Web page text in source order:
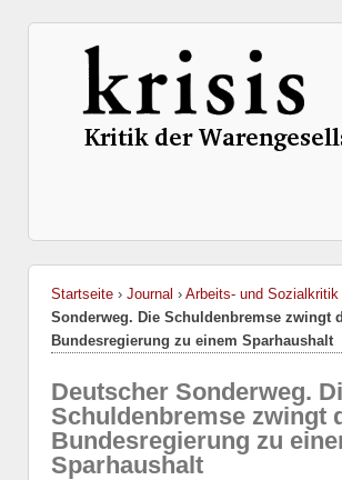
Startseite › Journal › Arbeits- und Sozialkritik
Sonderweg. Die Schuldenbremse zwingt
Bundesregierung zu einem Sparhaushalt
Deutscher Sonderweg.
Schuldenbremse zwingt
Bundesregierung zu
Sparhaushalt